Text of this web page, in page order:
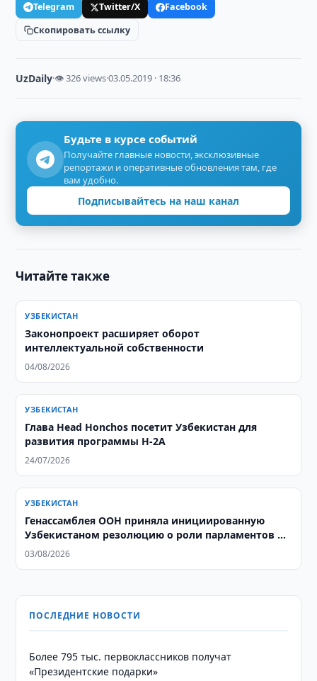
Telegram Twitter/X
Facebook
Скопировать ссылку
UzDaily·👁 326 views·03.05.2019 · 18:36
Будьте в курсе событий
Получайте главные новости, эксклюзивные
репортажи и оперативные обновления там, где
вам удобно.
Подписывайтесь на наш канал
Читайте также
УЗБЕКИСТАН
Законопроект расширяет оборот
интеллектуальной собственности
04/08/2026
УЗБЕКИСТАН
Глава Head Honchos посетит Узбекистан для
развития программы H-2A
24/07/2026
УЗБЕКИСТАН
Генассамблея ООН приняла инициированную
Узбекистаном резолюцию о роли парламентов в
социальном развитии
03/08/2026
ПОСЛЕДНИЕ НОВОСТИ
Более 795 тыс. первоклассников получат
«Президентские подарки»